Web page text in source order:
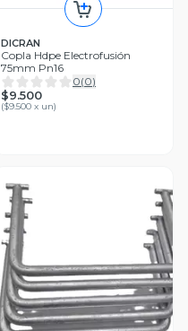
DICRAN
Copla Hdpe Electrofusión
75mm Pn16
0(0)
$9.500
($9.500 x un)